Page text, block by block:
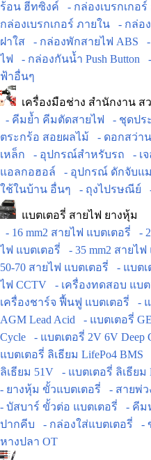
ร้อน ฮีทซิงค์
- กล่องเบรกเกอ
กล่องเบรกเกอร์ ภายใน
- กล่อ
ฝาใส
- กล่องพักสายไฟ ABS
ไฟ
- กล่องกันน้ำ Push Button
ฟ้าอื่นๆ
เครื่องมือช่าง สำนักงาน ส
- คีมย้ำ คีมตัดสายไฟ
- ชุดปร
ตระกร้อ สอยผลไม้
- ดอกสว่า
เหล็ก
- อุปกรณ์สำหรับรถ
- เ
แอลกอฮอล์
- อุปกรณ์ ดักจับแ
ใช้ในบ้าน อื่นๆ
- ถุงไปรษณีย์
แบตเตอรี่ สายไฟ ยางหุ้ม
- 16 mm2 สายไฟ แบตเตอรี่
-
ไฟ แบตเตอรี่
- 35 mm2 สายไฟ
50-70 สายไฟ แบตเตอรี่
- แบต
ไฟ CCTV
- เครื่องทดสอบ แบต
เครื่องชาร์จ ฟื้นฟู แบตเตอรี่
-
AGM Lead Acid
- แบตเตอรี่
Cycle
- แบตเตอรี่ 2V 6V Deep
แบตเตอรี่ ลิเธียม LifePo4 BMS
ลิเธียม 51V
- แบตเตอรี่ ลิเธียม
- ยางหุ้ม ขั้วแบตเตอรี่
- สายพ่ว
- บัสบาร์ ขั้วต่อ แบตเตอรี่
- คีม
ปากคีบ
- กล่องใส่แบตเตอรี่
-
หางปลา OT